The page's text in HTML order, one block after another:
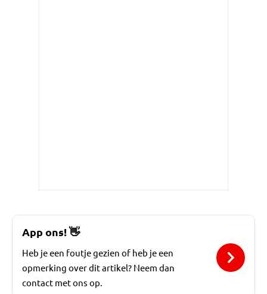
App ons!👋
Heb je een foutje gezien of heb je een
opmerking over dit artikel? Neem dan
contact met ons op.